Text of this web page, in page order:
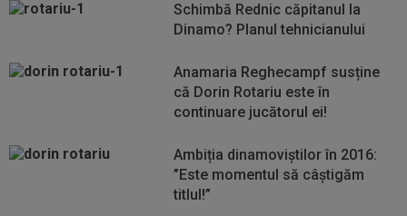
Schimbă Rednic căpitanul la
Dinamo? Planul tehnicianului
Anamaria Reghecampf susține
că Dorin Rotariu este în
continuare jucătorul ei!
Ambiția dinamoviștilor în 2016:
”Este momentul să câștigăm
titlul!”